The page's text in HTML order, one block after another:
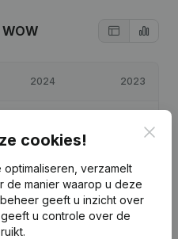
2024 2023
€-19.431 €-43.078
cookies!
verzamelt
de manier waarop u deze
geeft u inzicht over
u controle over de